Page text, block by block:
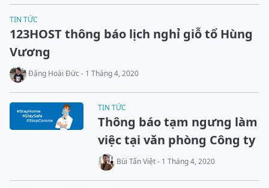
TIN TỨC
123HOST thông báo lịch nghỉ giỗ tổ Hùng
Vương
Đặng Hoài Đức - 1 Tháng 4, 2020
TIN TỨC
Thông báo tạm ngưng làm
việc tại văn phòng Công ty
Bùi Tấn Việt - 1 Tháng 4, 2020